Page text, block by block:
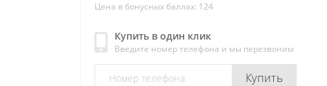
Цена в бонусных баллах: 124
Купить в один клик
Введите номер телефона и мы перезвоним
Купить